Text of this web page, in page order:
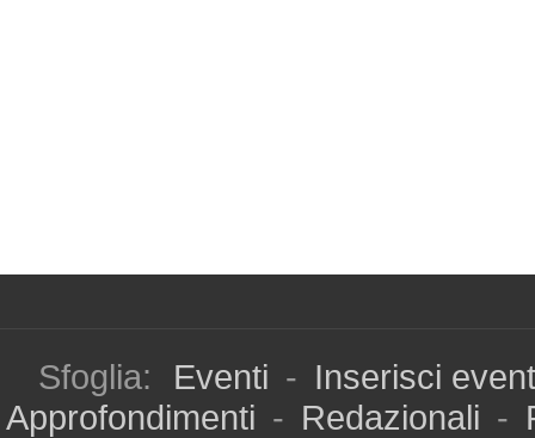
Sfoglia: Eventi - Inserisci
Approfondimenti - Redazionali -